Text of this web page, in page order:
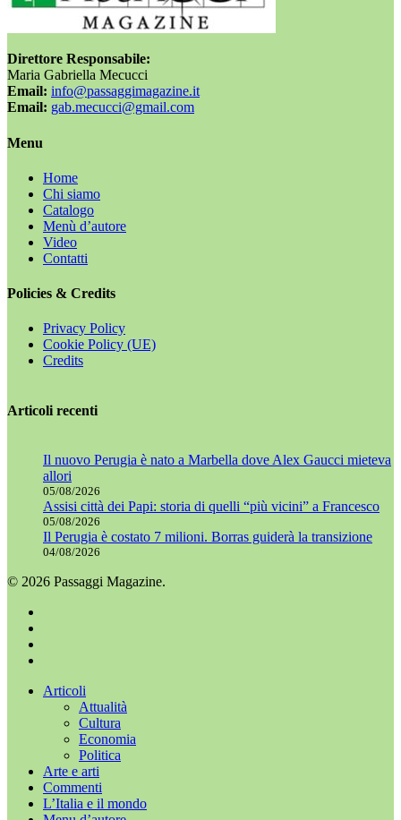
Direttore Responsabile:
Maria Gabriella Mecucci
Email: info@passaggimagazine.it
Email: gab.mecucci@gmail.com
Menu
Home
Chi siamo
Catalogo
Menù d’autore
Video
Contatti
Policies & Credits
Privacy Policy
Cookie Policy (UE)
Credits
Articoli recenti
Il nuovo Perugia è nato a Marbella dove Alex Gaucci mieteva
allori
05/08/2026
Assisi città dei Papi: storia di quelli “più vicini” a Francesco
05/08/2026
Il Perugia è costato 7 milioni. Borras guiderà la transizione
04/08/2026
© 2026 Passaggi Magazine.
Chiudi Articoli
Attualità
Cultura
Economia
Politica
Arte e arti
Commenti
L’Italia e il mondo